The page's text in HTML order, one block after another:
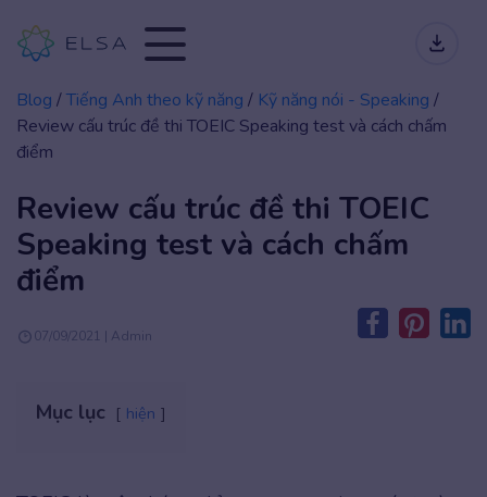
Blog /Tiếng Anh theo kỹ năng / Kỹ năng nói - Speaking /
Review cấu trúc đề thi TOEIC Speaking test và cách chấm
điểm
Review cấu trúc đề thi TOEIC
Speaking test và cách chấm
điểm
07/09/2021 | Admin
Mục lục hiện